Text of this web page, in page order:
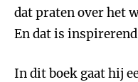
dat praten over het
En dat is
In dit boek gaat hij